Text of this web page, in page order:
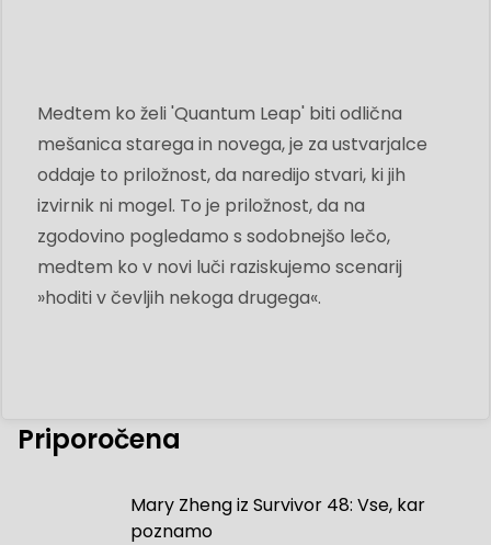
Medtem ko želi 'Quantum Leap' biti odlična
mešanica starega in novega, je za ustvarjalce
oddaje to priložnost, da naredijo stvari, ki jih
izvirnik ni mogel. To je priložnost, da na
zgodovino pogledamo s sodobnejšo lečo,
medtem ko v novi luči raziskujemo scenarij
»hoditi v čevljih nekoga drugega«.
Priporočena
Mary Zheng iz Survivor 48: Vse, kar
poznamo